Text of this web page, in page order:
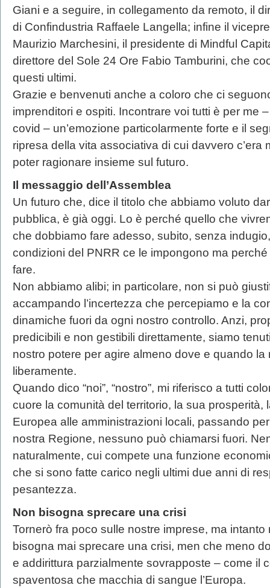
Giani e a seguire, in collegamento da remoto, il
di Confindustria Raffaele Langella; infine il
Maurizio Marchesini, il presidente di Mindful
direttore del Sole 24 Ore Fabio Tamburini, che
questi ultimi.
Grazie e benvenuti anche a coloro che ci
imprenditori e ospiti. Incontrare voi tutti è per me
covid – un’emozione particolarmente forte e il
ripresa della vita associativa di cui davvero c’era
poter ragionare insieme sul futuro.
Il messaggio dell’Assemblea
Un futuro che, dice il titolo che abbiamo voluto
pubblica, è già oggi. Lo è perché quello che
che dobbiamo fare adesso, subito, senza
condizioni del PNRR ce le impongono ma
fare.
Non abbiamo alibi; in particolare, non si può
accampando l’incertezza che percepiamo e la
dinamiche fuori da ogni nostro controllo. Anzi,
predicibili e non gestibili direttamente, siamo
nostro potere per agire almeno dove e quando
liberamente.
Quando dico “noi”, “nostro”, mi riferisco a tutti
cuore la comunità del territorio, la sua prosperità,
Europea alle amministrazioni locali, passando
nostra Regione, nessuno può chiamarsi fuori.
naturalmente, cui compete una funzione
che si sono fatte carico negli ultimi due anni di
pesantezza.
Non bisogna sprecare una crisi
Tornerò fra poco sulle nostre imprese, ma
bisogna mai sprecare una crisi, men che meno
e addirittura parzialmente sovrapposte – come il
spaventosa che macchia di sangue l’Europa.